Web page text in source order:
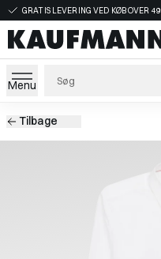
GRATIS LEVERING VED KØB OVER
Menu
Tilbage